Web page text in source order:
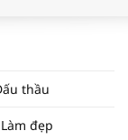
2025 | NHỊP
thầu
đẹp